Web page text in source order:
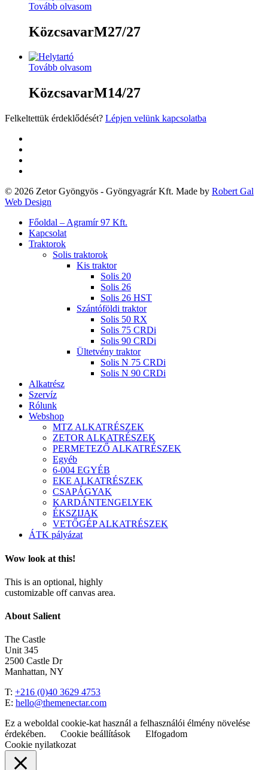
Tovább olvasom
KözcsavarM27/27
Tovább olvasom
KözcsavarM14/27
Felkeltettük érdeklődését? Lépjen velünk kapcsolatba
© 2026 Zetor Gyöngyös - Gyöngyagrár Kft. Made by Robert Gal
Web Design
Close
Menu
Főoldal – Agramír 97 Kft.
Kapcsolat
Traktorok
Solis traktorok
Kis traktor
Solis 20
Solis 26
Solis 26 HST
Szántóföldi traktor
Solis 50 RX
Solis 75 CRDi
Solis 90 CRDi
Ültetvény traktor
Solis N 75 CRDi
Solis N 90 CRDi
Alkatrész
Szervíz
Rólunk
Webshop
MTZ ALKATRÉSZEK
ZETOR ALKATRÉSZEK
PERMETEZŐ ALKATRÉSZEK
Egyéb
6-004 EGYÉB
EKE ALKATRÉSZEK
CSAPÁGYAK
KARDÁNTENGELYEK
ÉKSZIJAK
VETŐGÉP ALKATRÉSZEK
ÁTK pályázat
Wow look at this!
This is an optional, highly
customizable off canvas area.
About Salient
The Castle
Unit 345
2500 Castle Dr
Manhattan, NY
T: +216 (0)40 3629 4753
E: hello@themenectar.com
Ez a weboldal cookie-kat használ a felhasználói élmény növelése
érdekében.
Cookie beállítások
Elfogadom
Cookie nyilatkozat